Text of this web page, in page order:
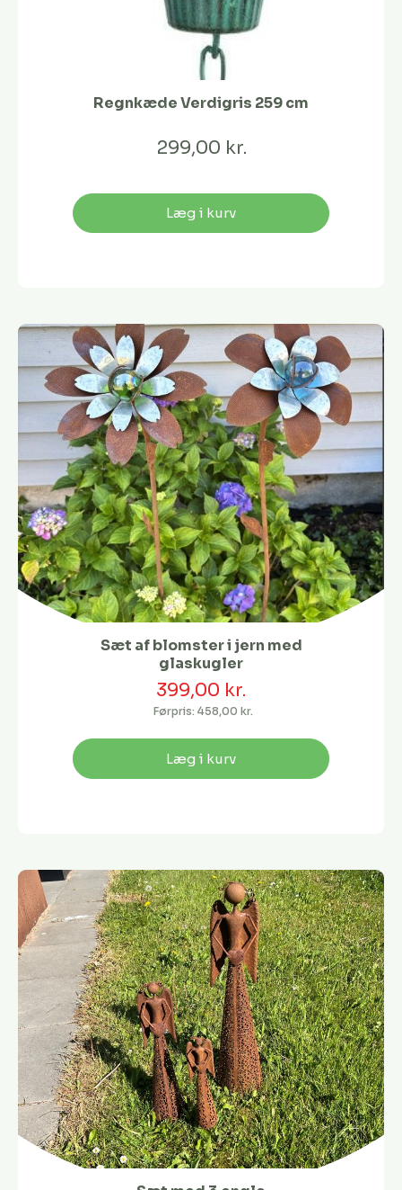
Regnkæde Verdigris 259 cm
299,00 kr.
Læg i kurv
Sæt af blomster i jern med
glaskugler
399,00 kr.
Førpris: 458,00 kr.
Læg i kurv